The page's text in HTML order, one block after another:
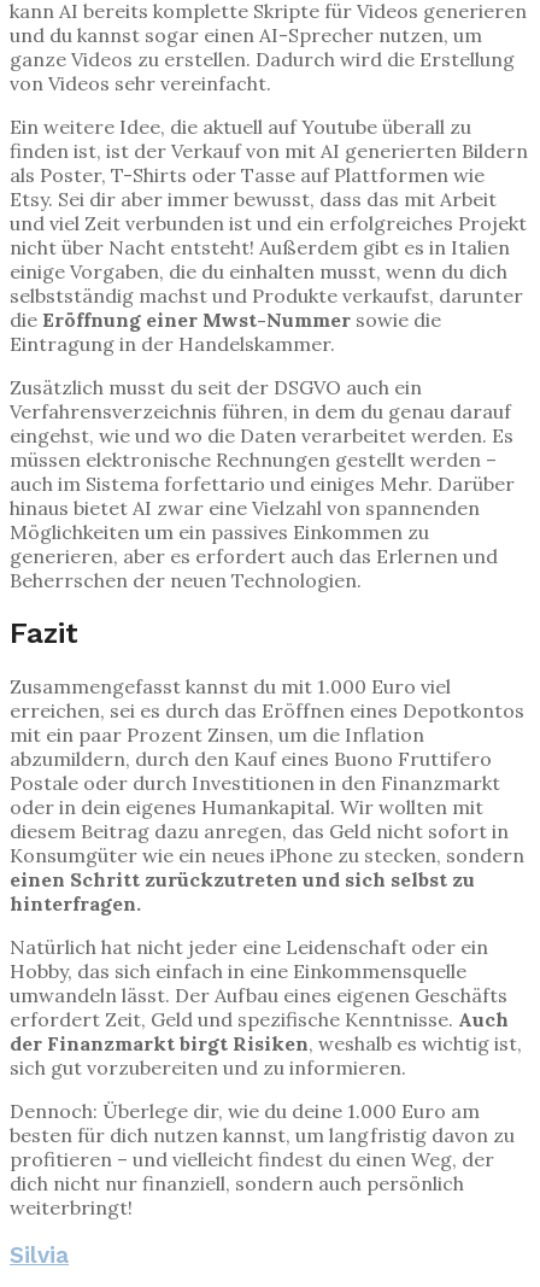
kann AI bereits komplette Skripte für Videos generieren
und du kannst sogar einen AI-Sprecher nutzen, um
ganze Videos zu erstellen. Dadurch wird die Erstellung
von Videos sehr vereinfacht.
Ein weitere Idee, die aktuell auf Youtube überall zu
finden ist, ist der Verkauf von mit AI generierten Bildern
als Poster, T-Shirts oder Tasse auf Plattformen wie
Etsy. Sei dir aber immer bewusst, dass das mit Arbeit
und viel Zeit verbunden ist und ein erfolgreiches Projekt
nicht über Nacht entsteht! Außerdem gibt es in Italien
einige Vorgaben, die du einhalten musst, wenn du dich
selbstständig machst und Produkte verkaufst, darunter
die Eröffnung einer Mwst-Nummer sowie die
Eintragung in der Handelskammer.
Zusätzlich musst du seit der DSGVO auch ein
Verfahrensverzeichnis führen, in dem du genau darauf
eingehst, wie und wo die Daten verarbeitet werden. Es
müssen elektronische Rechnungen gestellt werden –
auch im Sistema forfettario und einiges Mehr. Darüber
hinaus bietet AI zwar eine Vielzahl von spannenden
Möglichkeiten um ein passives Einkommen zu
generieren, aber es erfordert auch das Erlernen und
Beherrschen der neuen Technologien.
Fazit
Zusammengefasst kannst du mit 1.000 Euro viel
erreichen, sei es durch das Eröffnen eines Depotkontos
mit ein paar Prozent Zinsen, um die Inflation
abzumildern, durch den Kauf eines Buono Fruttifero
Postale oder durch Investitionen in den Finanzmarkt
oder in dein eigenes Humankapital. Wir wollten mit
diesem Beitrag dazu anregen, das Geld nicht sofort in
Konsumgüter wie ein neues iPhone zu stecken, sondern
einen Schritt zurückzutreten und sich selbst zu
hinterfragen.
Natürlich hat nicht jeder eine Leidenschaft oder ein
Hobby, das sich einfach in eine Einkommensquelle
umwandeln lässt. Der Aufbau eines eigenen Geschäfts
erfordert Zeit, Geld und spezifische Kenntnisse. Auch
der Finanzmarkt birgt Risiken, weshalb es wichtig ist,
sich gut vorzubereiten und zu informieren.
Dennoch: Überlege dir, wie du deine 1.000 Euro am
besten für dich nutzen kannst, um langfristig davon zu
profitieren – und vielleicht findest du einen Weg, der
dich nicht nur finanziell, sondern auch persönlich
weiterbringt!
Silvia